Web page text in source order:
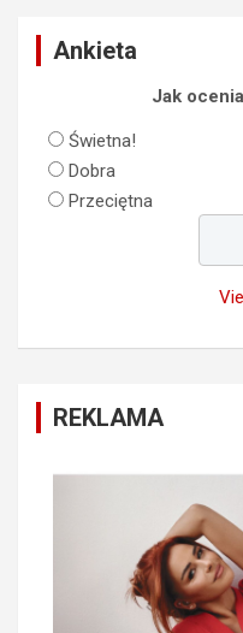
Ankieta
Jak
Świetna!
Dobra
Przeciętna
REKLAMA